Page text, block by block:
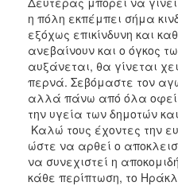
η πόλη εκπέμπει σήμα
εξόχως επικίνδυνη και
ανεβαίνουν και ο όγκος
αυξάνεται, θα γίνεται
περνά. Σεβόμαστε τον
αλλά πάνω από όλα
την υγεία των δημοτών
Καλώ τους έχοντες την
ώστε να αρθεί ο
να συνεχιστεί η
κάθε περίπτωση, το